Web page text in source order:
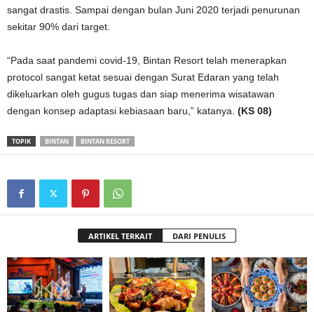
sangat drastis. Sampai dengan bulan Juni 2020 terjadi penurunan
sekitar 90% dari target.
“Pada saat pandemi covid-19, Bintan Resort telah menerapkan
protocol sangat ketat sesuai dengan Surat Edaran yang telah
dikeluarkan oleh gugus tugas dan siap menerima wisatawan
dengan konsep adaptasi kebiasaan baru,” katanya. (KS 08)
TOPIK BINTAN BINTAN RESORT
ARTIKEL TERKAIT DARI PENULIS